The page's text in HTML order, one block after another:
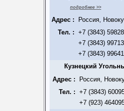
подробнее >>
Адрес :
Россия,
Тел. : +7 (3843)
+7 (3843)
+7 (3843)
Кузнецкий
Адрес :
Россия,
Тел. : +7 (3843)
+7 (923)